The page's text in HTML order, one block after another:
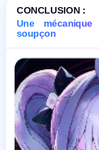
CONCLUSION :
Une
soupçon